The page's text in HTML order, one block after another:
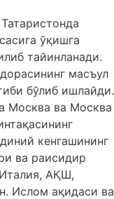
ўқишга
тайинланади.
масъул
бўлиб ишлайди.
Москва ва Москва
кенгашининг
ва раисидир
АҚШ,
Ислом ақидаси ва